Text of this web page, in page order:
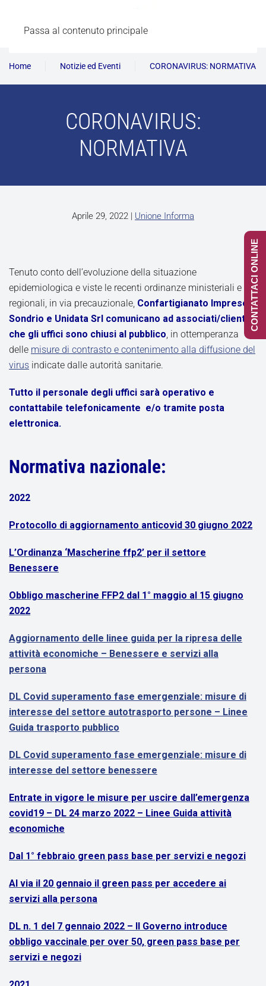
Passa al contenuto principale
Home Notizie ed Eventi CORONAVIRUS: NORMATIVA
CORONAVIRUS:
NORMATIVA
Aprile 29, 2022 | Unione Informa
Tenuto conto dell’evoluzione della situazione
epidemiologica e viste le recenti ordinanze ministeriali e
regionali, in via precauzionale, Confartigianato Imprese
Sondrio e Unidata Srl comunicano ad associati/clienti
che gli uffici sono chiusi al pubblico, in ottemperanza
delle misure di contrasto e contenimento alla diffusione del
virus indicate dalle autorità sanitarie.
Tutto il personale degli uffici sarà operativo e
contattabile telefonicamente e/o tramite posta
elettronica.
Normativa nazionale:
2022
Protocollo di aggiornamento anticovid 30 giugno 2022
L’Ordinanza ‘Mascherine ffp2’ per il settore
Benessere
Obbligo mascherine FFP2 dal 1° maggio al 15 giugno
2022
Aggiornamento delle linee guida per la ripresa delle
attività economiche – Benessere e servizi alla
persona
DL Covid superamento fase emergenziale: misure di
interesse del settore autotrasporto persone – Linee
Guida trasporto pubblico
DL Covid superamento fase emergenziale: misure di
interesse del settore benessere
Entrate in vigore le misure per uscire dall’emergenza
covid19 – DL 24 marzo 2022 – Linee Guida attività
economiche
Dal 1° febbraio green pass base per servizi e negozi
Al via il 20 gennaio il green pass per accedere ai
servizi alla persona
DL n. 1 del 7 gennaio 2022 – Il Governo introduce
obbligo vaccinale per over 50, green pass base per
servizi e negozi
CONTATTACI ONLINE